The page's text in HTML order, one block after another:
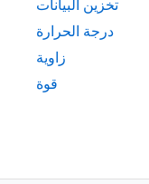
تخزين البيانات
درجة الحرارة
زاوية
قوة